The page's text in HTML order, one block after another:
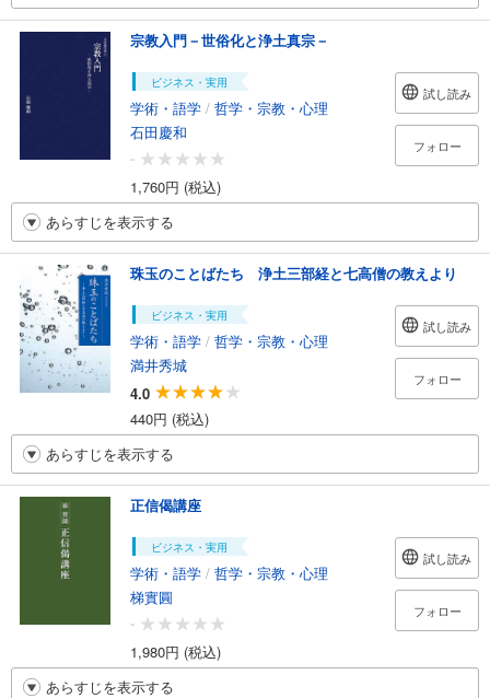
宗教入門－世俗化と浄土真宗－
ビジネス・実用
学術・語学 / 哲学・宗教・心理
石田慶和
-
1,760円 (税込)
試し読み
フォロー
あらすじを表示する
珠玉のことばたち 浄土三部経と七高僧の教えより
ビジネス・実用
学術・語学 / 哲学・宗教・心理
満井秀城
4.0
440円 (税込)
試し読み
フォロー
あらすじを表示する
正信偈講座
ビジネス・実用
学術・語学 / 哲学・宗教・心理
梯實圓
-
1,980円 (税込)
試し読み
フォロー
あらすじを表示する